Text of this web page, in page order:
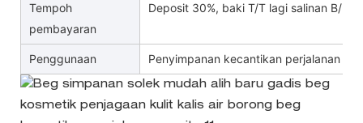
Tempoh
pembayaran
Deposit 30%, baki T/T lagi salinan B/L
Penggunaan Penyimpanan kecantikan perjalanan